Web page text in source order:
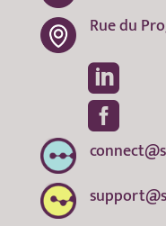
Rue du

